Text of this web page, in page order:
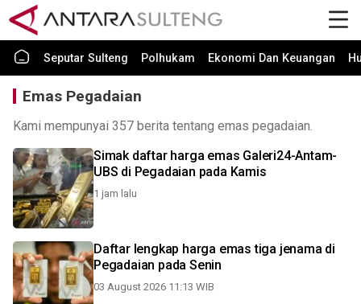
Seputar Sulteng Polhukam Ekonomi Dan Keuangan
Emas Pegadaian
Kami mempunyai 357 berita tentang emas pegadaian.
Simak daftar harga emas Galeri24-Antam-
UBS di Pegadaian pada Kamis
1 jam lalu
Daftar lengkap harga emas tiga jenama di
Pegadaian pada Senin
03 August 2026 11:13 WIB